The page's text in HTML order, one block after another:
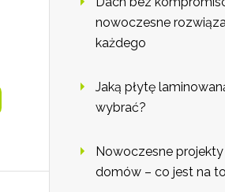
nowoczesne
każdego
Jaką płytę
wybrać?
Nowoczesne projekty
domów – co jest na